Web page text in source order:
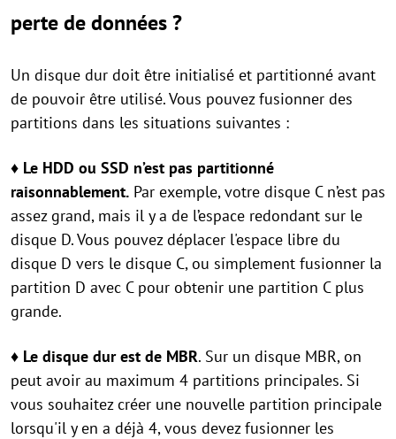
perte de données ?
Un disque dur doit être initialisé et partitionné avant
de pouvoir être utilisé. Vous pouvez fusionner des
partitions dans les situations suivantes :
♦ Le HDD ou SSD n’est pas partitionné
raisonnablement. Par exemple, votre disque C n’est pas
assez grand, mais il y a de l’espace redondant sur le
disque D. Vous pouvez déplacer l'espace libre du
disque D vers le disque C, ou simplement fusionner la
partition D avec C pour obtenir une partition C plus
grande.
♦ Le disque dur est de MBR. Sur un disque MBR, on
peut avoir au maximum 4 partitions principales. Si
vous souhaitez créer une nouvelle partition principale
lorsqu'il y en a déjà 4, vous devez fusionner les